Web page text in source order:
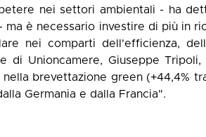
nei settori ambientali - ha
ma è necessario investire di più in
nei comparti dell'efficienza,
di Unioncamere, Giuseppe
brevettazione green (+44,4%
Germania e dalla Francia".